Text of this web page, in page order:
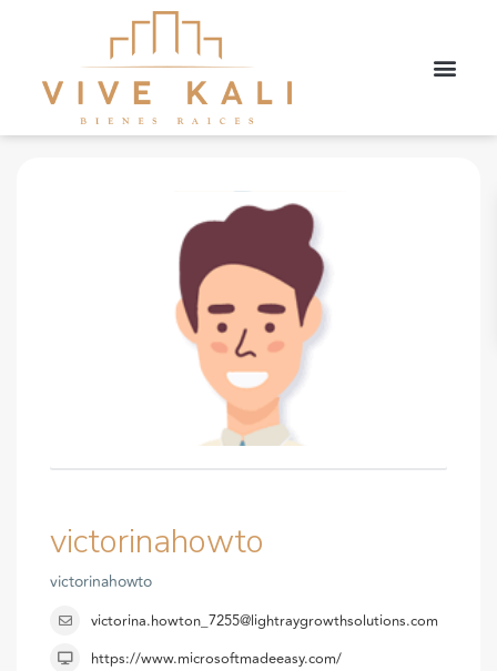
victorinahowto
victorinahowto
victorina.howton_7255@lightraygrowthsolutions.com
https://www.microsoftmadeeasy.com/